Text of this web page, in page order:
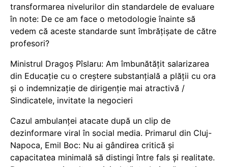
transformarea nivelurilor din standardele de evaluare
în note: De ce am face o metodologie înainte să
vedem că aceste standarde sunt îmbrățișate de către
profesori?
Ministrul Dragoș Pîslaru: Am îmbunătățit salarizarea
din Educație cu o creștere substanțială a plății cu ora
și o indemnizație de dirigenție mai atractivă /
Sindicatele, invitate la negocieri
Cazul ambulanței atacate după un clip de
dezinformare viral în social media. Primarul din Cluj-
Napoca, Emil Boc: Nu ai gândirea critică și
capacitatea minimală să distingi între fals și realitate.